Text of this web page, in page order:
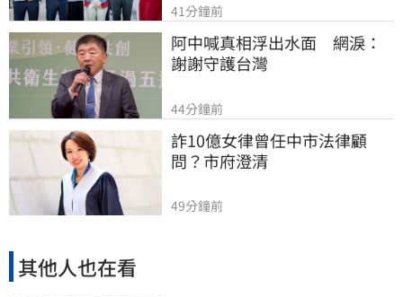
41分鐘前
阿中喊真相浮出水面　網淚：
謝謝守護台灣
44分鐘前
詐10億女律曾任中市法律顧
問？市府澄清
49分鐘前
其他人也在看